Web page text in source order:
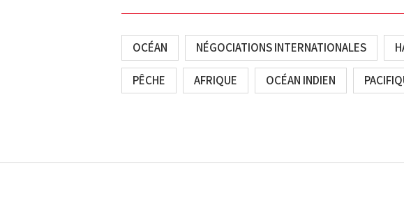
OCÉAN NÉGOCIATIONS INTERNATIONALES
PÊCHE AFRIQUE OCÉAN INDIEN